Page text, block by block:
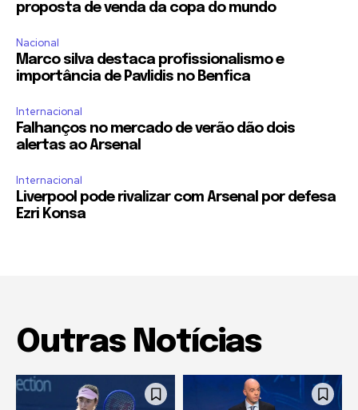
proposta de venda da copa do mundo
Nacional
Marco silva destaca profissionalismo e
importância de Pavlidis no Benfica
Internacional
Falhanços no mercado de verão dão dois
alertas ao Arsenal
Internacional
Liverpool pode rivalizar com Arsenal por defesa
Ezri Konsa
Outras Notícias